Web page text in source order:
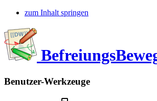
zum Inhalt springen
Benutzer-Werkzeuge